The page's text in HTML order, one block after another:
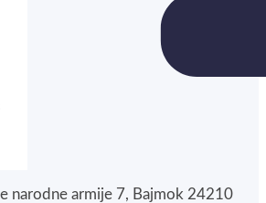
narodne armije 7, Bajmok 24210